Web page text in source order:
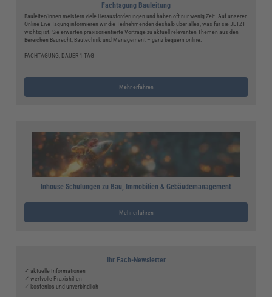
Fachtagung Bauleitung
Bauleiter/innen meistern viele Herausforderungen und haben oft nur wenig Zeit. Auf unserer
Online-Live-Tagung informieren wir die Teilnehmenden deshalb über alles, was für sie JETZT
wichtig ist. Sie erwarten praxisorientierte Vorträge zu aktuell relevanten Themen aus den
Bereichen Baurecht, Bautechnik und Management – ganz bequem online.
FACHTAGUNG, DAUER 1 TAG
Mehr erfahren
Inhouse Schulungen zu Bau, Immobilien & Gebäudemanagement
Mehr erfahren
Ihr Fach-Newsletter
✓ aktuelle Informationen
✓ wertvolle Praxishilfen
✓ kostenlos und unverbindlich